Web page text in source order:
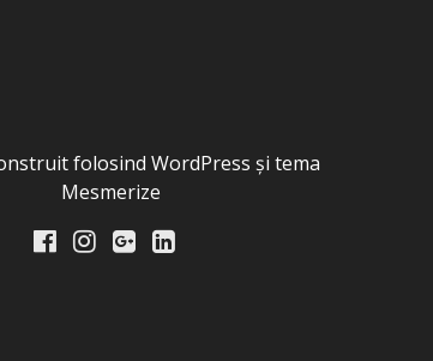
folosind WordPress șitema
Mesmerize